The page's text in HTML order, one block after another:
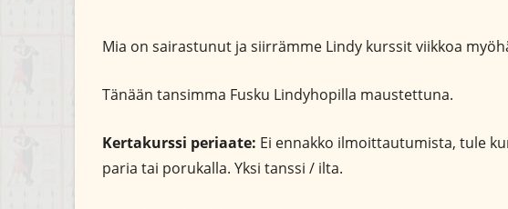
Mia on sairastunut ja siirrämme Lindy kurssit viikkoa
Tänään tansimma Fusku Lindyhopilla maustettuna.
Kertakurssi periaate: Ei ennakko ilmoittautumista, tule
paria tai porukalla. Yksi tanssi / ilta.